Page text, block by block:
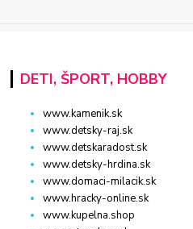
DETI, ŠPORT, HOBBY
www.kamenik.sk
www.detsky-raj.sk
www.detskaradost.sk
www.detsky-hrdina.sk
www.domaci-milacik.sk
www.hracky-online.sk
www.kupelna.shop